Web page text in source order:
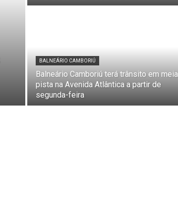
BALNEÁRIO CAMBORIÚ
Balneário Camboriú terá trânsito em meia
pista na Avenida Atlântica a partir de
segunda-feira